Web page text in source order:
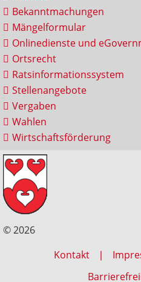
Bekanntmachungen
Mängelformular
Onlinedienste und
Ortsrecht
Ratsinformationssystem
Stellenangebote
Vergaben
Wahlen
Wirtschaftsförderung
© 2026
Kontakt